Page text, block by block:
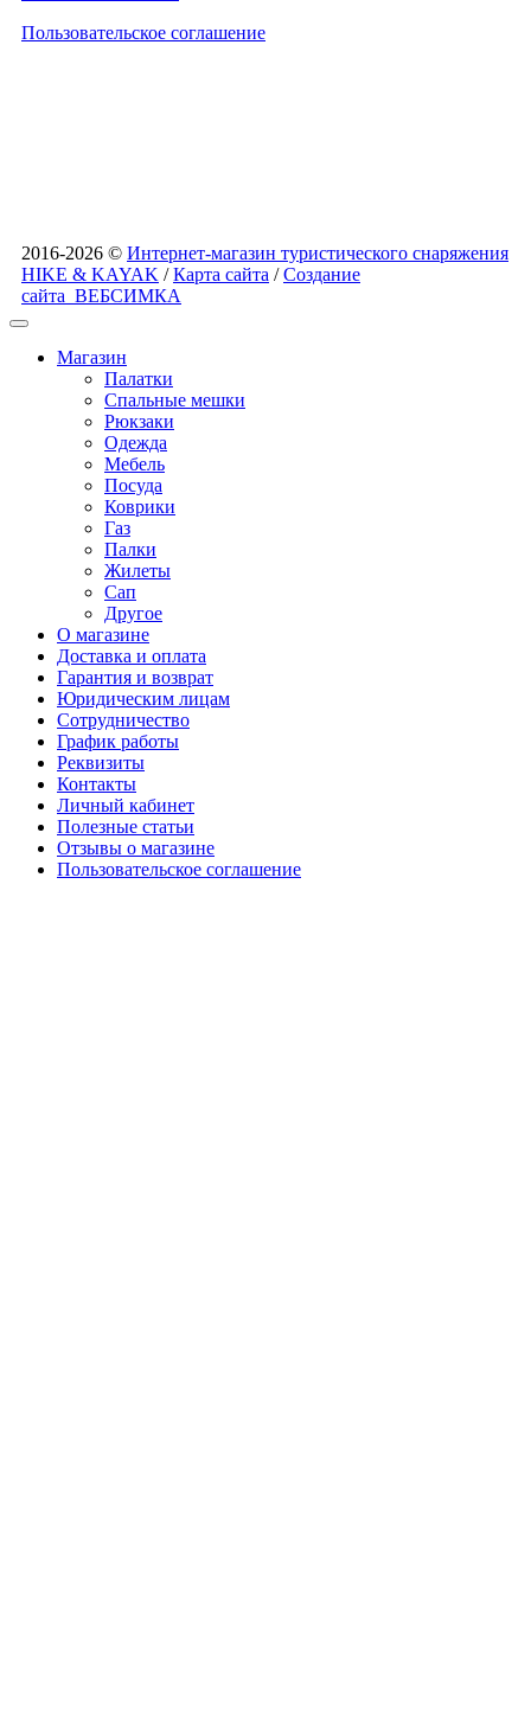
Пользовательское соглашение
2016-2026 © Интернет-магазин туристического снаряжения
HIKE & KAYAK /Карта сайта /Создание
сайта ВЕБСИМКА
Магазин
Палатки
Спальные мешки
Рюкзаки
Одежда
Мебель
Посуда
Коврики
Газ
Палки
Жилеты
Сап
Другое
О магазине
Доставка и оплата
Гарантия и возврат
Юридическим лицам
Сотрудничество
График работы
Реквизиты
Контакты
Личный кабинет
Полезные статьи
Отзывы о магазине
Пользовательское соглашение